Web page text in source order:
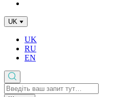
UK
UK
RU
EN